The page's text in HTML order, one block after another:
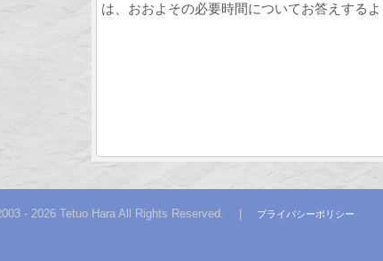
は、おおよその必要時間についてお答えするよ
- 2026 Tetuo Hara All Rights Reserved. | プライバシーポリシー